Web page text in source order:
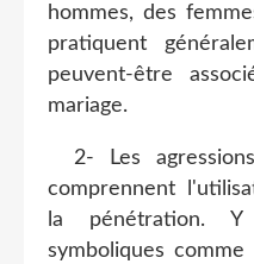
hommes, des
pratiquent
peuvent-être
mariage.
2- Les
comprennent
la pénétration.
symboliques